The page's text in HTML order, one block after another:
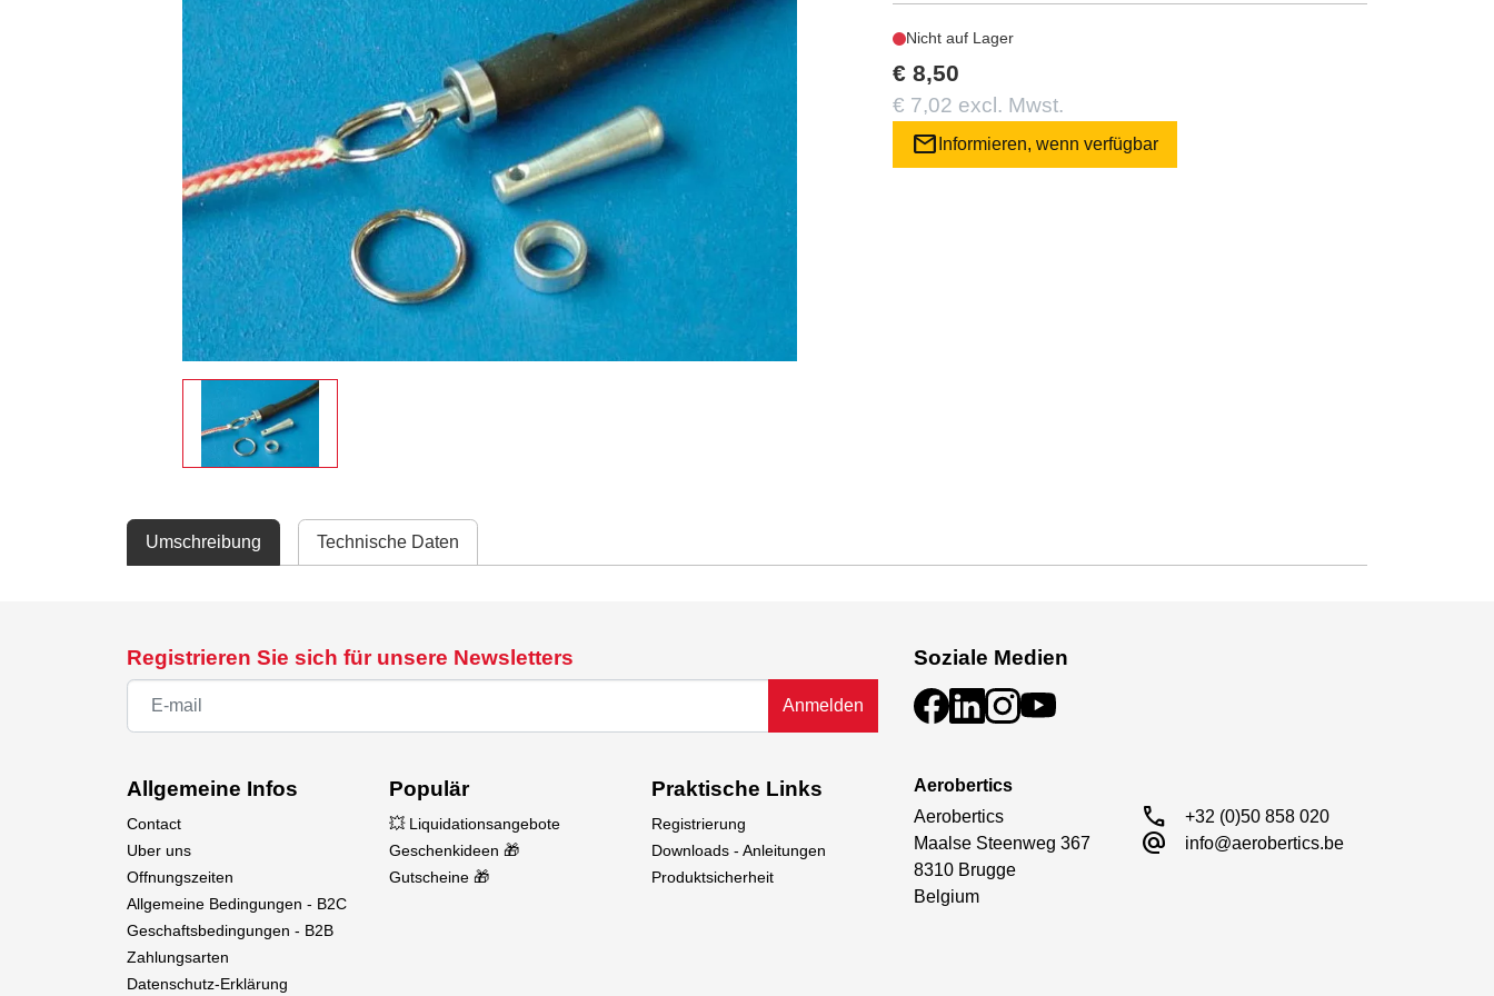
Nicht auf Lager
€ 8,50
€ 7,02 excl. Mwst.
mail Informieren, wenn verfügbar
Umschreibung Technische Daten
Registrieren Sie sich für unsere Newsletters
Anmelden
Soziale Medien
Allgemeine Infos
Contact
Uber uns
Offnungszeiten
Allgemeine Bedingungen - B2C
Geschaftsbedingungen - B2B
Zahlungsarten
Datenschutz-Erklärung
Populär
💥 Liquidationsangebote
Geschenkideen 🎁
Gutscheine 🎁
Praktische Links
Registrierung
Downloads - Anleitungen
Produktsicherheit
Aerobertics
Aerobertics
Maalse Steenweg 367
8310 Brugge
Belgium
call +32 (0)50 858 020
alternate_email info@aerobertics.be